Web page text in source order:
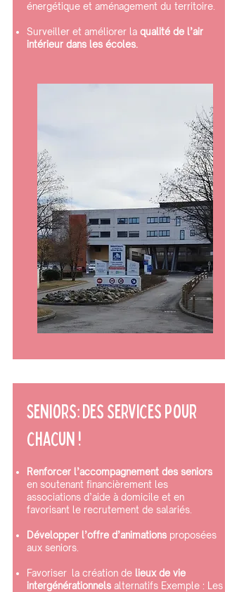
énergétique et aménagement du territoire.
Surveiller et améliorer la qualité de l’air
intérieur dans les écoles.
Seniors: des services pour
chacun !
Renforcer l’accompagnement des seniors
en soutenant financièrement les
associations d’aide à domicile et en
favorisant le recrutement de salariés.
Développer l’offre d’animationsproposées
aux seniors.
Favoriser la création delieux de vie
intergénérationnelsalternatifs Exemple : Les